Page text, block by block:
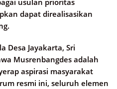
dapat direalisasikan
Desa Jayakarta, Sri
Musrenbangdes adalah
aspirasi masyarakat
resmi ini, seluruh elemen